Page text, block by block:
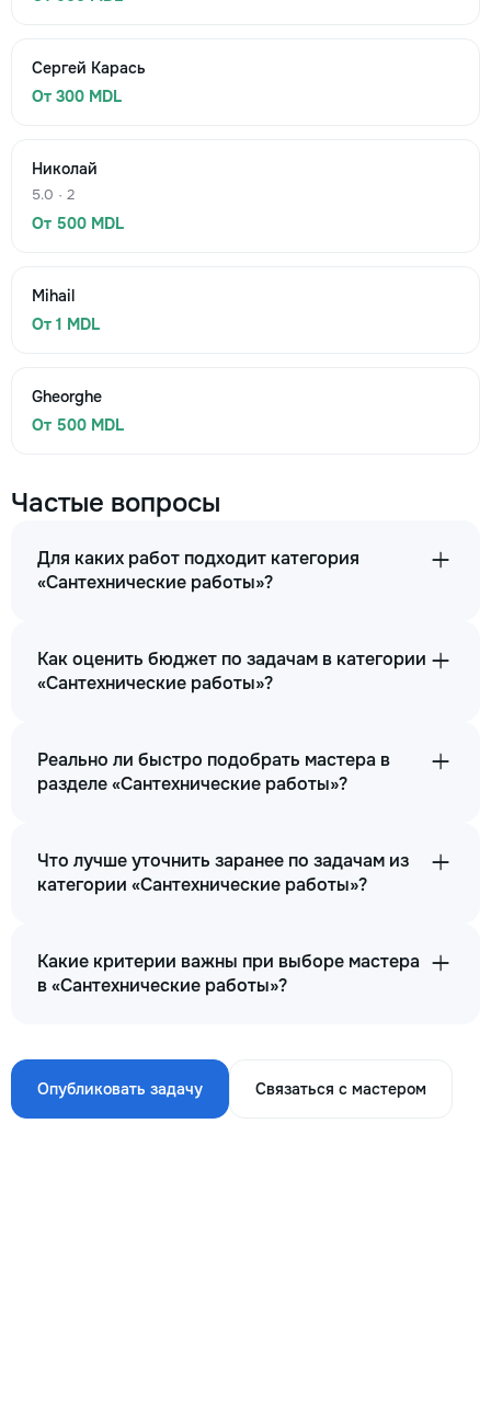
Сергей Карась
От 300 MDL
Николай
5.0 · 2
От 500 MDL
Mihail
От 1 MDL
Gheorghe
От 500 MDL
Частые вопросы
Для каких работ подходит категория
«Сантехнические работы»?
Как оценить бюджет по задачам в категории
«Сантехнические работы»?
Реально ли быстро подобрать мастера в
разделе «Сантехнические работы»?
Что лучше уточнить заранее по задачам из
категории «Сантехнические работы»?
Какие критерии важны при выборе мастера
в «Сантехнические работы»?
Опубликовать задачу Связаться с мастером